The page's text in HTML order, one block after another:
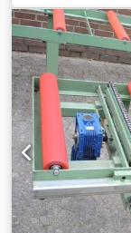
lengte:1.300 mm
1.750 mm,
van de laatste
Amboss
bouwjaar 2006,
D2x8 Bouwjaar:
droger met
Dsdpfozarqmjx
hoeveelheid:
informatie